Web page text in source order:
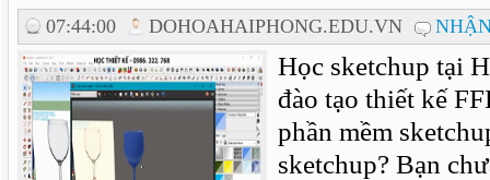
07:44:00 DOHOAHAIPHONG.EDU.VN
Học sketchup tại
đào tạo thiết kế
phần mềm
sketchup? Bạn